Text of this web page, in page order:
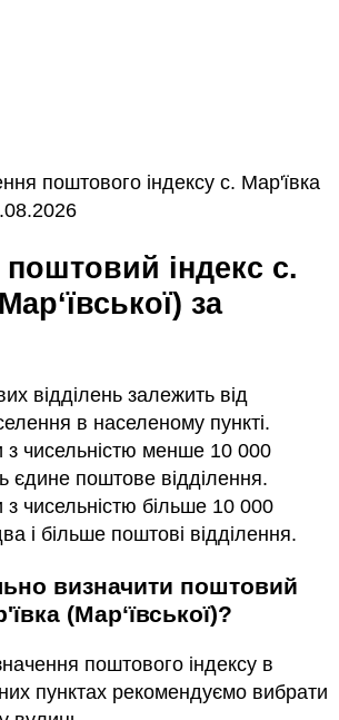
поштового індексу с. Мар'ївка
за
відділень залежить від
в населеному пункті.
з чисельністю менше 10 000
єдине поштове відділення.
з чисельністю більше 10 000
і більше поштові відділення.
(Мар‘ївської)?
поштового індексу в
пунктах рекомендуємо вибрати